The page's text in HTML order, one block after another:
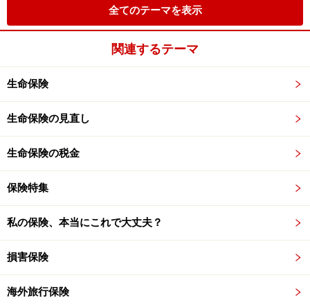
全てのテーマを表示
関連するテーマ
生命保険
生命保険の見直し
生命保険の税金
保険特集
私の保険、本当にこれで大丈夫？
損害保険
海外旅行保険